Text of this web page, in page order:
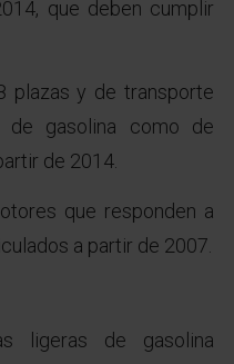
que deben cumplir
plazas y de transporte
de gasolina como de
de 2014.
que responden a
a partir de 2007.
ligeras de gasolina